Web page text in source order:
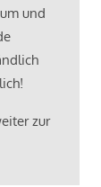
und
zur